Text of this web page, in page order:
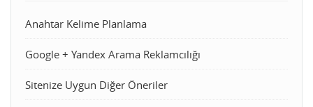
Anahtar Kelime Planlama
Google + Yandex Arama Reklamcılığı
Sitenize Uygun Diğer Öneriler